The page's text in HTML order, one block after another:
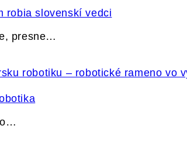
robia slovenskí vedci
presne…